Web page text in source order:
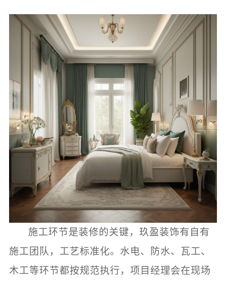
施工环节是装修的关键，玖盈装饰有自有
施工团队，工艺标准化。水电、防水、瓦工、
木工等环节都按规范执行，项目经理会在现场